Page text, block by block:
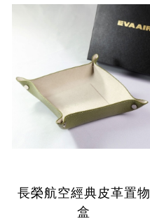
長榮航空經典皮革置物
盒